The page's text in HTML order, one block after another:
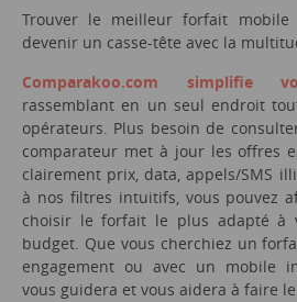
Trouver le meilleur forfait
devenir un casse-tête avec la
Comparakoo.com simplifie
rassemblant en un seul endroit
opérateurs. Plus besoin de
comparateur met à jour les offres
clairement prix, data, appels/SMS
à nos filtres intuitifs, vous pouvez
choisir le forfait le plus adapté à
budget. Que vous cherchiez un
engagement ou avec un mobile
vous guidera et vous aidera à faire